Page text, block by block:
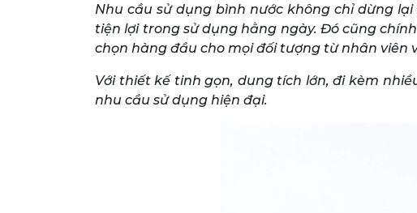
Nhu cầu sử dụng bình nước không chỉ dừng
tiện lợi trong sử dụng hằng ngày. Đó cũng
chọn hàng đầu cho mọi đối tượng từ nhân viên
Với thiết kế tinh gọn, dung tích lớn, đi kèm
nhu cầu sử dụng hiện đại.